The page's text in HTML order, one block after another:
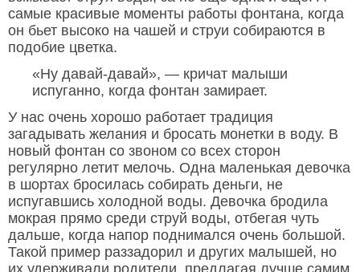
самые красивые моменты работы фонтана, когда
он бьет высоко на чашей и струи собираются в
подобие цветка.
«Ну давай-давай», — кричат малыши
испуганно, когда фонтан замирает.
У нас очень хорошо работает традиция
загадывать желания и бросать монетки в воду. В
новый фонтан со звоном со всех сторон
регулярно летит мелочь. Одна маленькая девочка
в шортах бросилась собирать деньги, не
испугавшись холодной воды. Девочка бродила
мокрая прямо среди струй воды, отбегая чуть
дальше, когда напор поднимался очень большой.
Такой пример раззадорил и других малышей, но